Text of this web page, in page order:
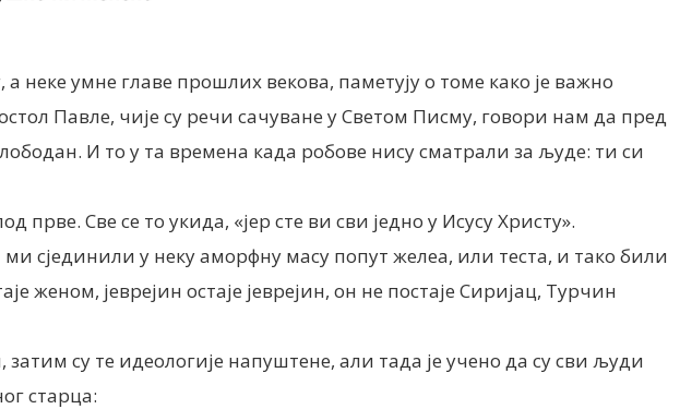
умне главе прошлих векова, паметују о томе како је важно
Павле, чије су речи сачуване у Светом Писму, говори нам да пред
И то у та времена када робове нису сматрали за људе: ти си
Све се то укида, «јер сте ви сви једно у Исусу Христу».
сјединили у неку аморфну масу попут желеа, или теста, и тако били
женом, јеврејин остаје јеврејин, он не постаје Сиријац, Турчин
затим су те идеологије напуштене, али тада је учено да су сви људи
старца: